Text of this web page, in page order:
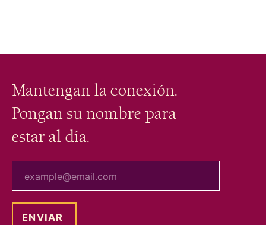
Mantengan la conexión.
Pongan su nombre para
estar al día.